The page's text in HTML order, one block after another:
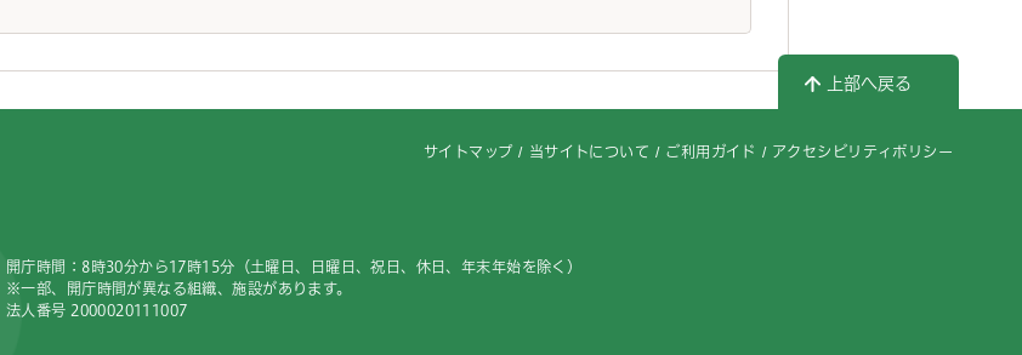
上部へ戻る
サイトマップ 当サイトについて ご利用ガイド アクセシビリティポリシー
開庁時間：8時30分から17時15分（土曜日、日曜日、祝日、休日、年末年始を除く）
※一部、開庁時間が異なる組織、施設があります。
法人番号 2000020111007